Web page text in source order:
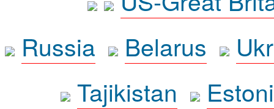
Russia
Belarus
Tajikistan